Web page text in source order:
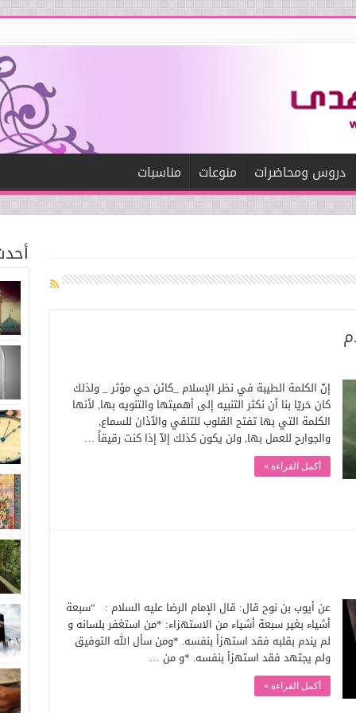
دروس ومحاضرات منوعات مناسبات
إنّ الكلمة الطيبة في نظر الإسلام _كائن حي مؤثر _ ولذلك
كان حَريّا بنا أن نكثر التنبيه إلى أهميتها والتنويه بها, لأنها
الكلمة التي بها تفتح القلوب للتلقي والآذان للسماع,
والجوارح للعمل بها, ولن يكون كذلك إلاّ إذا كنت رقيقاً …
أكمل القراءة »
عن أيوب بن نوح قال: قال الإمام الرضا عليه السلام : “سبعة
أشياء بغير سبعة أشياء من الاستهزاء: *من استغفر بلسانه و
لم يندم بقلبه فقد استهزأ بنفسه. *ومن سأل الله التوفيق
ولم يجتهد فقد استهزأ بنفسه. *و من …
أكمل القراءة »